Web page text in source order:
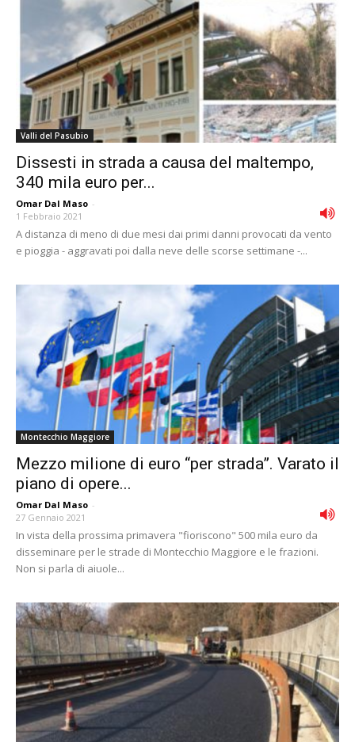
Valli del Pasubio
Dissesti in strada a causa del maltempo,
340 mila euro per...
Omar Dal Maso -
1 Febbraio 2021
A distanza di meno di due mesi dai primi danni provocati da vento
e pioggia - aggravati poi dalla neve delle scorse settimane -...
Montecchio Maggiore
Mezzo milione di euro “per strada”. Varato il
piano di opere...
Omar Dal Maso -
27 Gennaio 2021
In vista della prossima primavera "fioriscono" 500 mila euro da
disseminare per le strade di Montecchio Maggiore e le frazioni.
Non si parla di aiuole...